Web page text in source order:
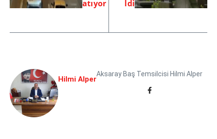
atıyor ldi
Hilmi Alper
Aksaray Baş Temsilcisi Hilmi Alper